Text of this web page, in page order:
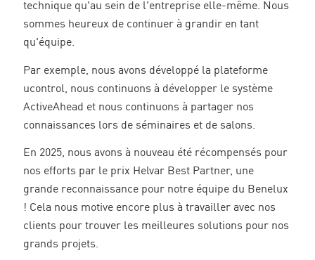
technique qu'au sein de l'entreprise elle-même. Nous
sommes heureux de continuer à grandir en tant
qu'équipe.
Par exemple, nous avons développé la plateforme
ucontrol, nous continuons à développer le système
ActiveAhead et nous continuons à partager nos
connaissances lors de séminaires et de salons.
En 2025, nous avons à nouveau été récompensés pour
nos efforts par le prix Helvar Best Partner, une
grande reconnaissance pour notre équipe du Benelux
! Cela nous motive encore plus à travailler avec nos
clients pour trouver les meilleures solutions pour nos
grands projets.